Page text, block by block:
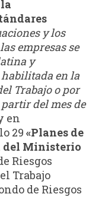
y los
empresas se
y
en la
Trabajo o por
del mes de
en
29«Planes de
del Ministerio
Riesgos
Trabajo
de Riesgos